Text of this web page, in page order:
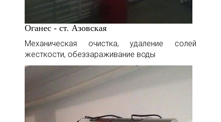
Оганес - ст. Азовская
Механическая очистка, удаление солей
жесткости, обеззараживание воды